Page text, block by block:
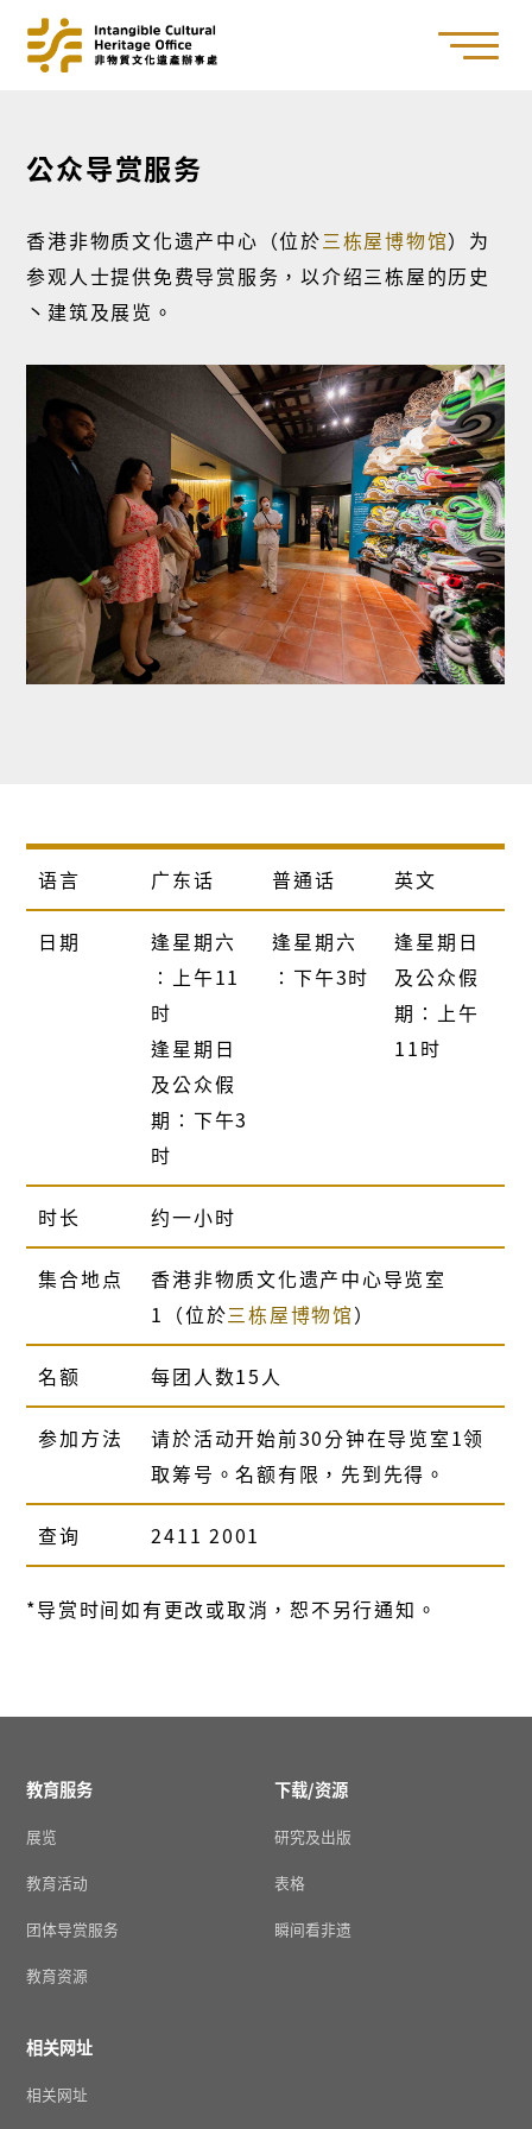
公众导赏服务
香港非物质文化遗产中心（位於三栋屋博物馆）为
参观人士提供免费导赏服务，以介绍三栋屋的历史
丶建筑及展览。
语言 广东话 普通话 英文
日期
逢星期六
∶上午11
时
逢星期日
及公众假
期∶下午3
时
逢星期六
∶下午3时
逢星期日
及公众假
期∶上午
11时
时长 约一小时
集合地点
香港非物质文化遗产中心导览室
1（位於三栋屋博物馆）
名额 每团人数15人
参加方法
请於活动开始前30分钟在导览室1领
取筹号。名额有限，先到先得。
查询 2411 2001
*导赏时间如有更改或取消，恕不另行通知。
教育服务
展览
教育活动
团体导赏服务
教育资源
下载/资源
研究及出版
表格
瞬间看非遗
相关网址
相关网址